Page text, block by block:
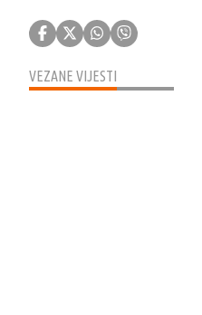
VEZANE VIJESTI